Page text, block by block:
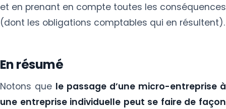
et en prenant en compte toutes les conséquences
(dont les obligations comptables qui en résultent).
En résumé
Notons que le passage d’une micro-entreprise à
une entreprise individuelle peut se faire de façon